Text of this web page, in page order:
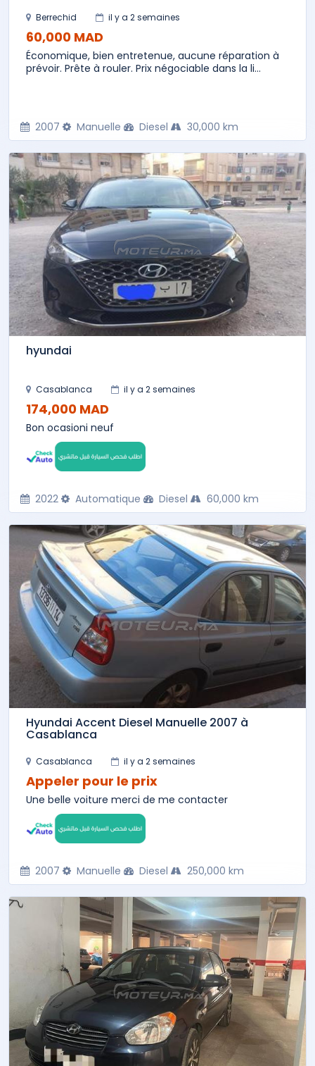
Berrechid il y a 2 semaines
60,000 MAD
Économique, bien entretenue, aucune réparation à
prévoir. Prête à rouler. Prix négociable dans la li...
2007 Manuelle Diesel 30,000 km
hyundai
Casablanca il y a 2 semaines
174,000 MAD
Bon ocasioni neuf
2022 Automatique Diesel 60,000 km
Hyundai Accent Diesel Manuelle 2007 à
Casablanca
Casablanca il y a 2 semaines
Appeler pour le prix
Une belle voiture merci de me contacter
2007 Manuelle Diesel 250,000 km